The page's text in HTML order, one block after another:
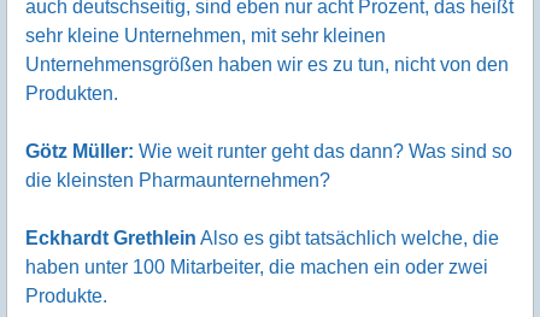
auch deutschseitig, sind eben nur acht Prozent, das heißt
sehr kleine Unternehmen, mit sehr kleinen
Unternehmensgrößen haben wir es zu tun, nicht von den
Produkten.
Götz Müller: Wie weit runter geht das dann? Was sind so
die kleinsten Pharmaunternehmen?
Eckhardt Grethlein Also es gibt tatsächlich welche, die
haben unter 100 Mitarbeiter, die machen ein oder zwei
Produkte.